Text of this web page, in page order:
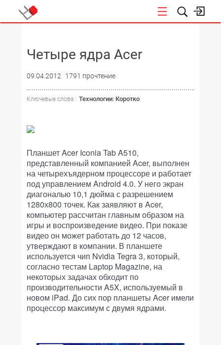
Четыре ядра Acer
09.04.2012 1791 прочтение
Ключевые слова : Технологии: Коротко
Планшет Acer Iconia Tab A510,
представленный компанией Acer, выполнен
на четырехъядерном процессоре и работает
под управлением Android 4.0. У него экран
диагональю 10,1 дюйма с разрешением
1280х800 точек. Как заявляют в Acer,
компьютер рассчитан главным образом на
игры и воспроизведение видео. При показе
видео он может работать до 12 часов,
утверждают в компании. В планшете
используется чип Nvidia Tegra 3, который,
согласно тестам Laptop Magazine, на
некоторых задачах обходит по
производительности A5X, используемый в
новом iPad. До сих пор планшеты Acer имели
процессор максимум с двумя ядрами.